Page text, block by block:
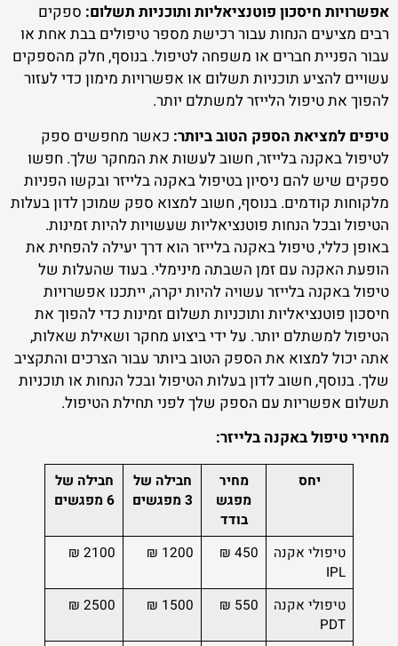
אפשרויות חיסכון פוטנציאליות ותוכניות תשלום: ספקים
רבים מציעים הנחות עבור רכישת מספר טיפולים בבת אחת או
עבור הפניית חברים או משפחה לטיפול. בנוסף, חלק מהספקים
עשויים להציע תוכניות תשלום או אפשרויות מימון כדי לעזור
להפוך את טיפול הלייזר למשתלם יותר.
טיפים למציאת הספק הטוב ביותר: כאשר מחפשים ספק
לטיפול באקנה בלייזר, חשוב לעשות את המחקר שלך. חפשו
ספקים שיש להם ניסיון בטיפול באקנה בלייזר ובקשו הפניות
מלקוחות קודמים. בנוסף, חשוב למצוא ספק שמוכן לדון בעלות
הטיפול ובכל הנחות פוטנציאליות שעשויות להיות זמינות.
באופן כללי, טיפול באקנה בלייזר הוא דרך יעילה להפחית את
הופעת האקנה עם זמן השבתה מינימלי. בעוד שהעלות של
טיפול באקנה בלייזר עשויה להיות יקרה, ייתכנו אפשרויות
חיסכון פוטנציאליות ותוכניות תשלום זמינות כדי להפוך את
הטיפול למשתלם יותר. על ידי ביצוע מחקר ושאילת שאלות,
אתה יכול למצוא את הספק הטוב ביותר עבור הצרכים והתקציב
שלך. בנוסף, חשוב לדון בעלות הטיפול ובכל הנחות או תוכניות
תשלום אפשריות עם הספק שלך לפני תחילת הטיפול.
מחירי טיפול באקנה בלייזר:
יחס
מחיר
מפגש
בודד
חבילה של
3 מפגשים
חבילה של
6 מפגשים
טיפולי אקנה
IPL
450 ₪
1200 ₪
2100 ₪
טיפולי אקנה
PDT
550 ₪
1500 ₪
2500 ₪